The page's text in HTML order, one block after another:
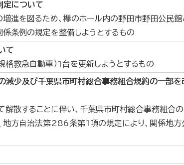
定について
進を図るため、欅のホール内の野田市野田公民館
係条例の規定を整備しようとするもの
て
格救急自動車）1台を更新しようとするもの
減少及び千葉県市町村総合事務組合規約の一部
散することに伴い、千葉県市町村総合事務組合
方自治法第286条第1項の規定により、関係地方